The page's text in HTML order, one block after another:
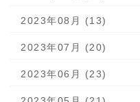
2023年08月 (13)
2023年07月 (20)
2023年06月 (23)